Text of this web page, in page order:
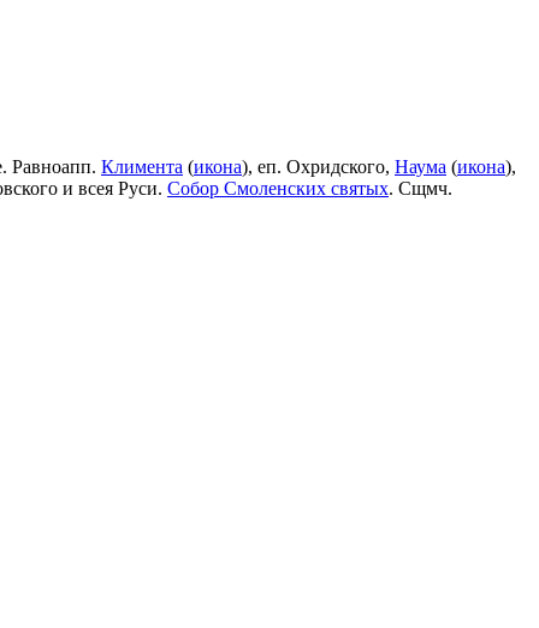
Равноапп. Климента (икона), еп. Охридского, Наума (икона),
и всея Руси. Собор Смоленских святых. Сщмч.